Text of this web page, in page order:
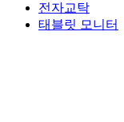
전자교탁
태블릿 모니터